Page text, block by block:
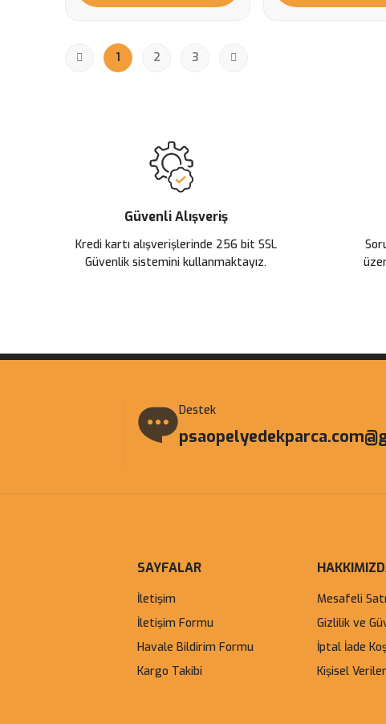
1 2 3
Güvenli Alışveriş
Kredi kartı alışverişlerinde 256 bit SSL
Güvenlik sistemini kullanmaktayız.
Destek
SAYFALAR
İletişim
İletişim Formu
Havale Bildirim Formu
Kargo Takibi
Mesafeli
Gizlilik ve
İptal İade
Kişisel